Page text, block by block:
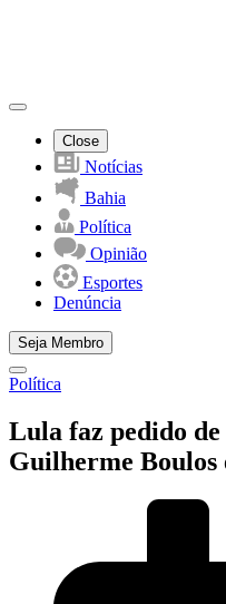
Close
Notícias
Bahia
Política
Opinião
Esportes
Denúncia
Seja Membro
Política
Lula faz pedido
Guilherme